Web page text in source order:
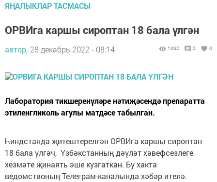
ЯҢАЛЫКЛАР ТАСМАСЫ
ОРВИга каршы сироптан 18 бала үлгән
автор, 28 декабрь 2022 - 08:14 1062 0 0
Лаборатория тикшеренүләре нәтиҗәсендә препаратта
этиленгликоль агулы матдәсе табылган.
Һиндстанда җитештерелгән ОРВИга каршы сироптан
18 бала үлгәч, Үзбәкстанның дәүләт хәвефсезлеге
хезмәте җинаять эше кузгаткан. Бу хакта
ведомствоның Телеграм-каналында хәбәр ителә.